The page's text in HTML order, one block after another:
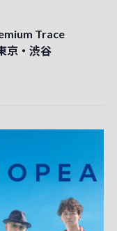
Trace
京・渋谷